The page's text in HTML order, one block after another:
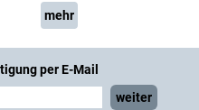
mehr
per E-Mail
weiter